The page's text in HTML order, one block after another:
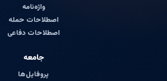
واژه‌نامه
اصطلاحات حمله
اصطلاحات دفاعی
جامعه
پروفایل‌ها